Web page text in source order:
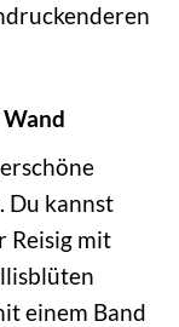
Du kannst
Reisig mit
einem Band